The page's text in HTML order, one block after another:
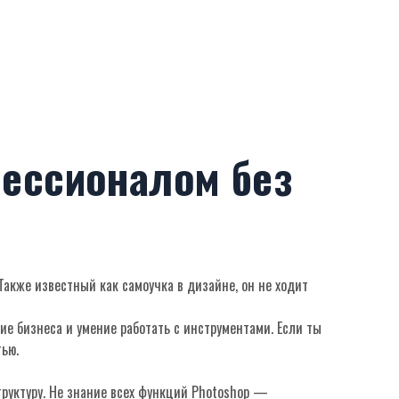
без
известный как самоучка в дизайне, он не ходит
и умение работать с инструментами. Если ты
. Не знание всех функций Photoshop —